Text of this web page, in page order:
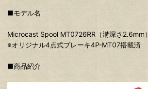
■モデル名
Microcast Spool MT0726RR（溝深さ2.6mm）
※オリジナル4点式ブレーキ4P-MT07搭載済
■商品紹介